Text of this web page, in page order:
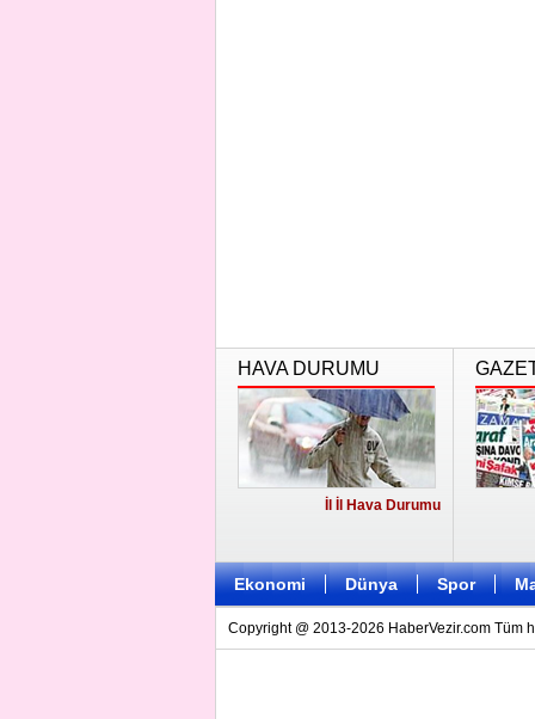
HAVA DURUMU
İl İl Hava Durumu
Ekonomi Dünya Spor
Copyright @ 2013-2026 HaberVezir.com Tüm